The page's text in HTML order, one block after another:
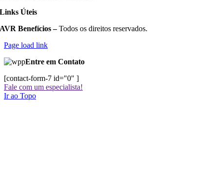
Links Úteis
AVR Benefícios –Todos os direitos reservados.
Page load link
Entre em Contato
[contact-form-7 id="0" ]
Fale com um especialista!
Ir ao Topo